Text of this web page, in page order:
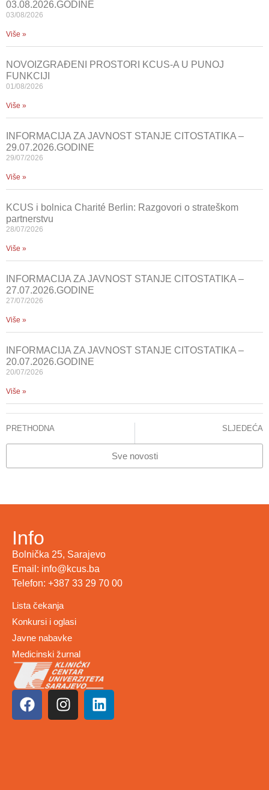
03.08.2026.GODINE
03/08/2026
Više »
NOVOIZGRAĐENI PROSTORI KCUS-A U PUNOJ
FUNKCIJI
01/08/2026
Više »
INFORMACIJA ZA JAVNOST STANJE CITOSTATIKA –
29.07.2026.GODINE
29/07/2026
Više »
KCUS i bolnica Charité Berlin: Razgovori o strateškom
partnerstvu
28/07/2026
Više »
INFORMACIJA ZA JAVNOST STANJE CITOSTATIKA –
27.07.2026.GODINE
27/07/2026
Više »
INFORMACIJA ZA JAVNOST STANJE CITOSTATIKA –
20.07.2026.GODINE
20/07/2026
Više »
PRETHODNA SLJEDEĆA
Sve novosti
Info
Bolnička 25, Sarajevo
Email: info@kcus.ba
Telefon: +387 33 29 70 00
Lista čekanja
Konkursi i oglasi
Javne nabavke
Medicinski žurnal